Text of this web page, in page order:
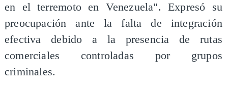
en el terremoto en Venezuela". Expresó su
preocupación ante la falta de integración
efectiva debido a la presencia de rutas
comerciales controladas por grupos
criminales.